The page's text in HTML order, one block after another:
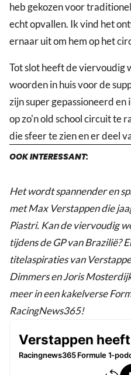
heb gekozen voor
echt opvallen. Ik vind het
ernaar uit om hem op het
Tot slot heeft de viervoudig
woorden in huis voor de
zijn super gepassioneerd
op zo'n old school circuit te
die sfeer te zien en er deel
OOK INTERESSANT:
Het wordt spannender en
met Max Verstappen die
Piastri. Kan de viervoudig
tijdens de GP van Brazilië?
titelaspiraties van
Dimmers en Joris
meer in een kakelverse
RacingNews365!